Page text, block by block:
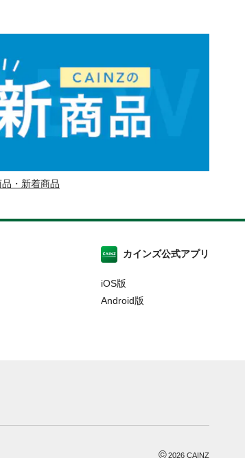
・新着商品
カインズ公式アプリ
iOS版
Android版
©2026 CAINZ